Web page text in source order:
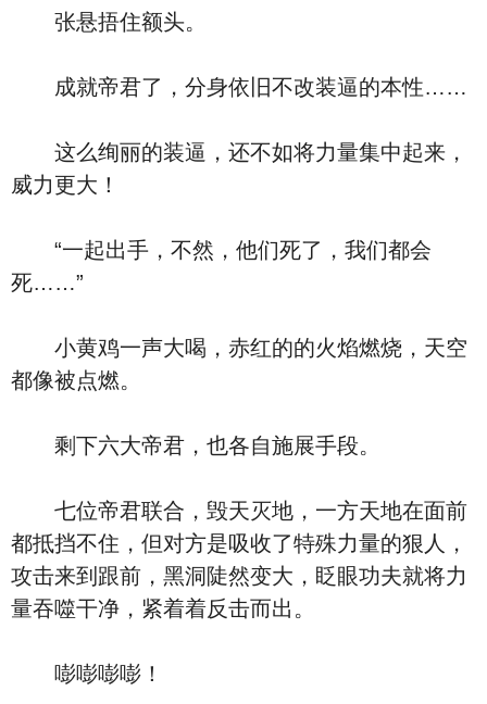
张悬捂住额头。
成就帝君了，分身依旧不改装逼的本性……
这么绚丽的装逼，还不如将力量集中起来，
威力更大！
“一起出手，不然，他们死了，我们都会
死……”
小黄鸡一声大喝，赤红的的火焰燃烧，天空
都像被点燃。
剩下六大帝君，也各自施展手段。
七位帝君联合，毁天灭地，一方天地在面前
都抵挡不住，但对方是吸收了特殊力量的狠人，
攻击来到跟前，黑洞陡然变大，眨眼功夫就将力
量吞噬干净，紧着着反击而出。
嘭嘭嘭嘭！